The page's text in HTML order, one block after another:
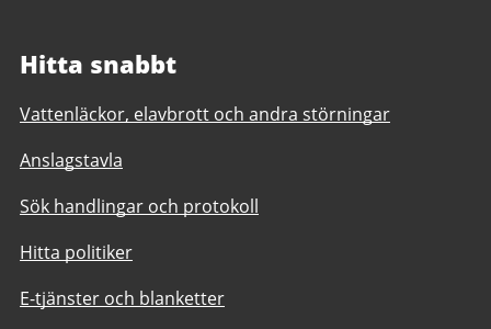
Hitta snabbt
Vattenläckor, elavbrott och andra störningar
Anslagstavla
Sök handlingar och protokoll
Hitta politiker
E-tjänster och blanketter